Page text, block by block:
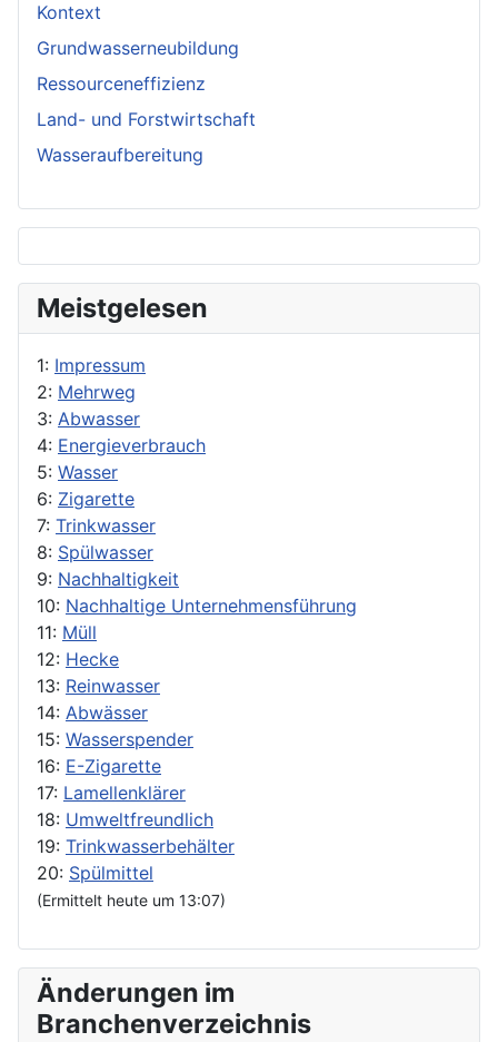
Kontext
Grundwasserneubildung
Ressourceneffizienz
Land- und Forstwirtschaft
Wasseraufbereitung
Meistgelesen
1: Impressum
2: Mehrweg
3: Abwasser
4: Energieverbrauch
5: Wasser
6: Zigarette
7: Trinkwasser
8: Spülwasser
9: Nachhaltigkeit
10: Nachhaltige Unternehmensführung
11: Müll
12: Hecke
13: Reinwasser
14: Abwässer
15: Wasserspender
16: E-Zigarette
17: Lamellenklärer
18: Umweltfreundlich
19: Trinkwasserbehälter
20: Spülmittel
(Ermittelt heute um 13:07)
Änderungen im
Branchenverzeichnis